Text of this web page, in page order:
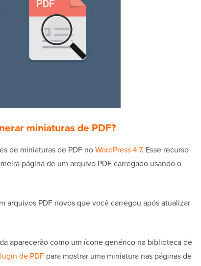
miniaturas de PDF?
de miniaturas de PDF noWordPress 4.7. Esse recurso
página de um arquivo PDF carregado usando o
arquivos PDF novos que você carregou após atualizar
aparecerão como um ícone genérico na biblioteca de
de PDF para mostrar uma miniatura nas páginas de